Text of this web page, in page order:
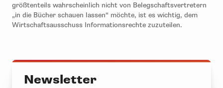
größtenteils wahrscheinlich nicht von Belegschaftsvertretern
„in die Bücher schauen lassen“ möchte, ist es wichtig, dem
Wirtschaftsausschuss Informationsrechte zuzuteilen.
Newsletter